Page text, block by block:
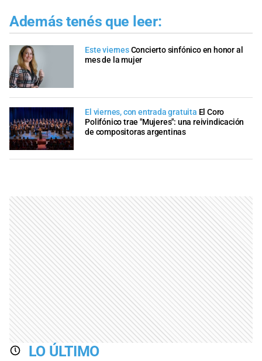
Además tenés que leer:
Este viernesConcierto sinfónico en honor al
mes de la mujer
El viernes, con entrada gratuita El Coro
Polifónico trae "Mujeres": una reivindicación
de compositoras argentinas
LO ÚLTIMO